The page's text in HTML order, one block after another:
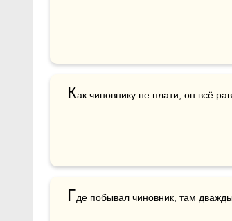
Как чиновнику не плати, он всё
Где побывал чиновник, там